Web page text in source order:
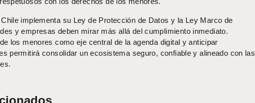
implementa su Ley de Protección de Datos y la Ley Marco de
y empresas deben mirar más allá del cumplimiento inmediato.
los menores como eje central de la agenda digital y anticipar
permitirá consolidar un ecosistema seguro, confiable y alineado con las